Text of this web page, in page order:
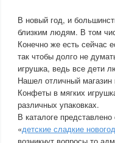
В новый год, и
близким людям. В том
Конечно же есть сейчас
так чтобы долго не
игрушка, ведь все дети
Нашел отличный магазин
Конфеты в мягких
различных упаковках.
В каталоге
«детские сладкие